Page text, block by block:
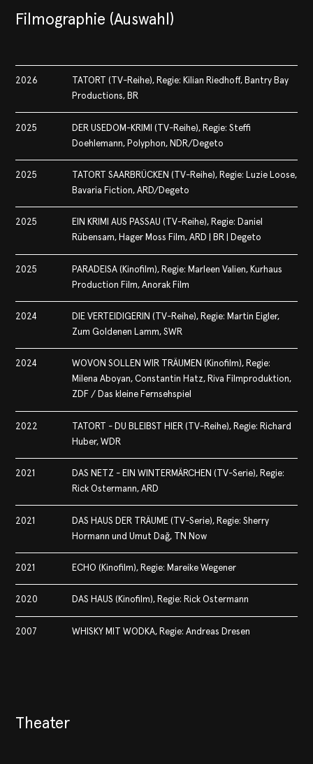
Filmographie (Auswahl)
2026
TATORT (TV-Reihe), Regie: Kilian Riedhoff, Bantry Bay
Productions, BR
2025
DER USEDOM-KRIMI (TV-Reihe), Regie: Steffi
Doehlemann, Polyphon, NDR/Degeto
2025
TATORT SAARBRÜCKEN (TV-Reihe), Regie: Luzie Loose,
Bavaria Fiction, ARD/Degeto
2025
EIN KRIMI AUS PASSAU (TV-Reihe), Regie: Daniel
Rübensam, Hager Moss Film, ARD | BR | Degeto
2025
PARADEISA (Kinofilm), Regie: Marleen Valien, Kurhaus
Production Film, Anorak Film
2024
DIE VERTEIDIGERIN (TV-Reihe), Regie: Martin Eigler,
Zum Goldenen Lamm, SWR
2024
WOVON SOLLEN WIR TRÄUMEN (Kinofilm), Regie:
Milena Aboyan, Constantin Hatz, Riva Filmproduktion,
ZDF / Das kleine Fernsehspiel
2022
TATORT - DU BLEIBST HIER (TV-Reihe), Regie: Richard
Huber, WDR
2021
DAS NETZ - EIN WINTERMÄRCHEN (TV-Serie), Regie:
Rick Ostermann, ARD
2021
DAS HAUS DER TRÄUME (TV-Serie), Regie: Sherry
Hormann und Umut Dağ, TN Now
2021 ECHO (Kinofilm), Regie: Mareike Wegener
2020 DAS HAUS (Kinofilm), Regie: Rick Ostermann
2007 WHISKY MIT WODKA, Regie: Andreas Dresen
Theater